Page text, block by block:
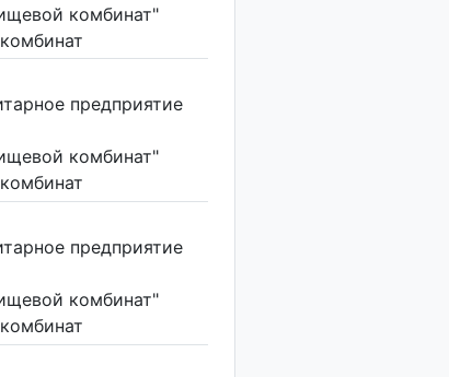
комбинат"
предприятие
комбинат"
предприятие
комбинат"